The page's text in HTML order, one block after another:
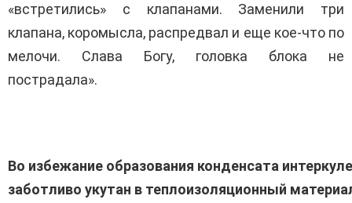
«встретились» с клапанами. Заменили три
клапана, коромысла, распредвал и еще кое-что по
мелочи. Слава Богу, головка блока не
пострадала».
Во избежание образования конденсата
заботливо укутан в теплоизоляционный